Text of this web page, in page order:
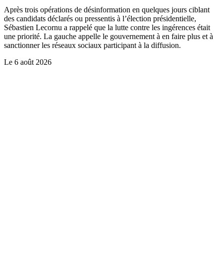
Après trois opérations de désinformation en quelques jours ciblant
des candidats déclarés ou pressentis à l’élection présidentielle,
Sébastien Lecornu a rappelé que la lutte contre les ingérences était
une priorité. La gauche appelle le gouvernement à en faire plus et à
sanctionner les réseaux sociaux participant à la diffusion.
Le 6 août 2026